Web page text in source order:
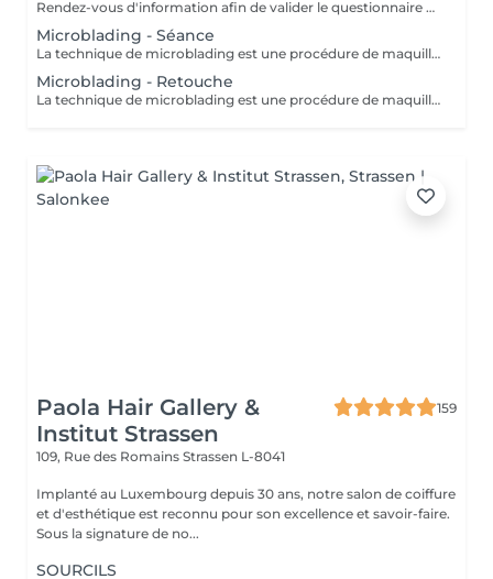
Rendez-vous d'information afin de valider le questionnaire médical et les contre-indications, validation de la couleur et de la forme des sourcils, réponses aux éventuelles interrogations. L'acompte sera restitué entièrement lors de votre venue, si vous n'annulez pas il sera conservé.
Microblading - Séance
La technique de microblading est une procédure de maquillage semi permanent réalisé entièrement à la main à l'aide d'un "stylo" muni de micro-aiguilles. La praticienne dessine poil à poil l'ensemble du sourcil afin de redonner au regard toute son intensité et sa ligne naturelle. Cette technique permet de redessiner entièrement un sourcil soit de combler les éventuels trous. Un résultat des plus naturel grâce à la finesse de la lame et donc au dessin de chaque poil. Effet trompe l'il garanti! POSSIBILITES DE RDV A STEINFORT OU OBERPALLEN
Microblading - Retouche
La technique de microblading est une procédure de maquillage semi-permanent réalisé entièrement à la main à l'aide d'un "stylo" muni de micro-aiguilles. La praticienne dessine poil à poil l'ensemble du sourcil afin de redonner au regard toute son intensité et sa ligne naturelle. Cette technique permet de redessiner entièrement un sourcil soit de combler les éventuels trous. Un résultat des plus naturel grâce à la finesse de la lame et donc au dessin de chaque poil. Effet trompe l'oeil garanti!
Paola Hair Gallery &
Institut Strassen
159
109, Rue des Romains Strassen L-8041
Implanté au Luxembourg depuis 30 ans, notre salon de coiffure
et d'esthétique est reconnu pour son excellence et savoir-faire.
Sous la signature de no...
SOURCILS